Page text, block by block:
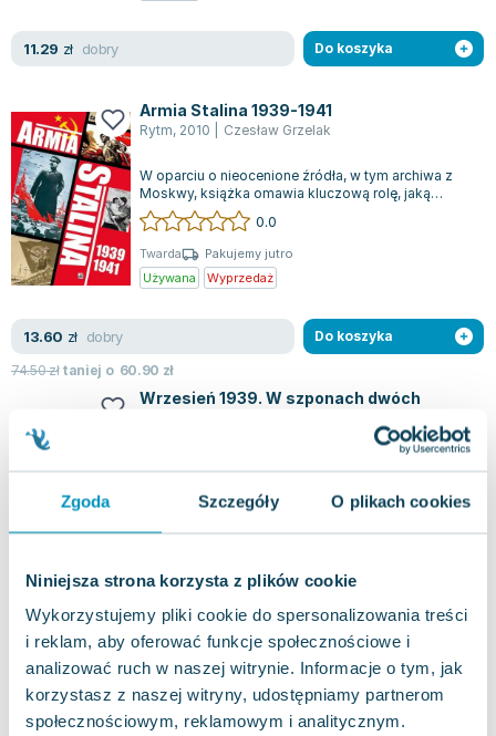
Zgoda Szczegóły O plikach cookies
Niniejsza strona korzysta z plików cookie
Wykorzystujemy pliki cookie do spersonalizowania treści
i reklam, aby oferować funkcje społecznościowe i
analizować ruch w naszej witrynie. Informacje o tym, jak
korzystasz z naszej witryny, udostępniamy partnerom
społecznościowym, reklamowym i analitycznym.
Ajahn Brahm
Jacek Walkiewicz
11.29 zł dobry Do koszyka
Armia Stalina 1939-1941
Rytm, 2010 Czesław Grzelak
W oparciu o nieocenione źródła, w tym archiwa z
Moskwy, książka omawia kluczową rolę, jaką
pełniła Armia Czerwona w latach 1939-19...
0.0
Twarda
Pakujemy jutro
Używana
Wyprzedaż
13.60 zł dobry
74.50złtaniej o 60.90 zł
Do koszyka
Wrzesień 1939. W szponach dwóch
Radzieckiego, które zdradziecko zaata...
0.0
27.77zł nowa
zł taniej o 12.13
Do koszyka